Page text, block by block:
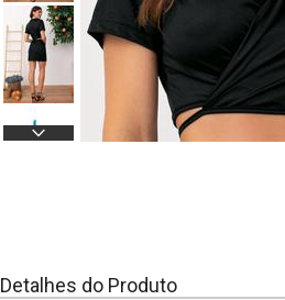
Detalhes do Produto